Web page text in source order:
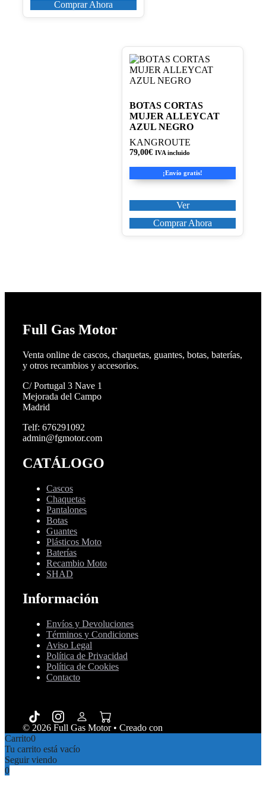
Comprar Ahora
BOTAS CORTAS
MUJER ALLEYCAT
AZUL NEGRO
KANGROUTE
79,00€ IVA incluido
¡Envío gratis!
Ver
Este
producto
tiene
variantes.
Las
opciones
se
pueden
elegir
en
Comprar Ahora
Full Gas Motor
Venta online de cascos, chaquetas, guantes, botas, baterías,
y otros recambios y accesorios.
C/ Portugal 3 Nave 1
Mejorada del Campo
Madrid
Telf: 676291092
admin@fgmotor.com
CATÁLOGO
Cascos
Chaquetas
Pantalones
Botas
Guantes
Plásticos Moto
Baterías
Recambio Moto
SHAD
Información
Envíos y Devoluciones
Términos y Condiciones
Aviso Legal
Política de Privacidad
Política de Cookies
Contacto
© 2026 Full Gas Motor• Creado con
Carrito0
Tu carrito está vacío
Seguir viendo
0